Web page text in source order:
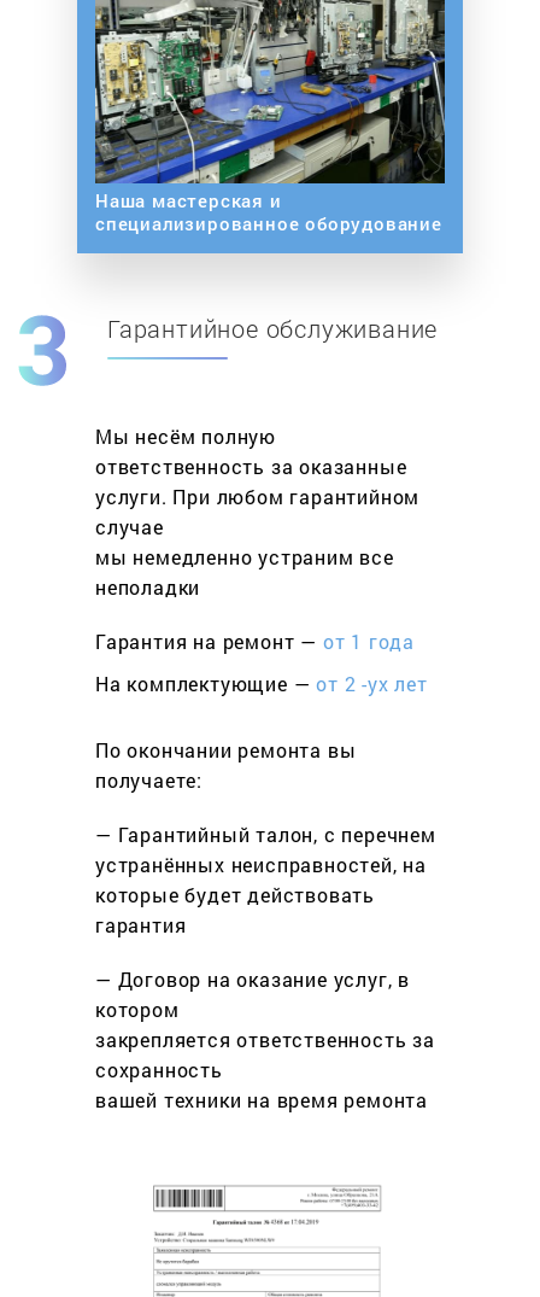
Наша мастерская и
специализированное оборудование
Гарантийное обслуживание
Мы несём полную
ответственность за оказанные
услуги. При любом гарантийном
cлучае
мы немедленно устраним все
неполадки
Гарантия на ремонт — от 1 года
На комплектующие —от 2 -ух лет
По окончании ремонта вы
получаете:
— Гарантийный талон, с перечнем
устранённых неисправностей, на
которые будет действовать
гарантия
— Договор на оказание услуг, в
котором
закрепляется ответственность за
сохранность
вашей техники на время ремонта